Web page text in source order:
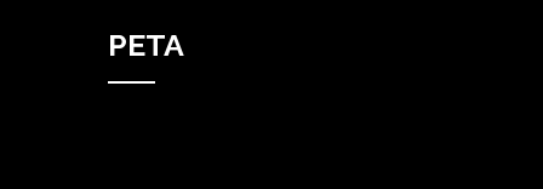
PETA